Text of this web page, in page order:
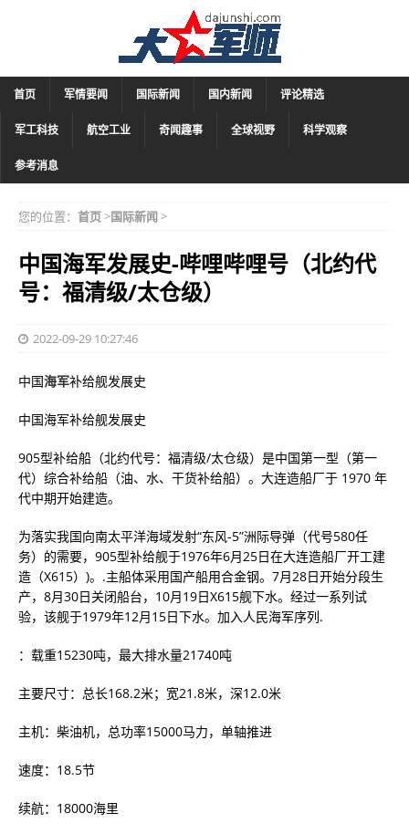
首页 军情要闻 国际新闻 国内新闻 评论精选
军工科技 航空工业 奇闻趣事 全球视野 科学观察
参考消息
您的位置： 首页>国际新闻>
中国海军发展史-哔哩哔哩号（北约代
号：福清级/太仓级）
2022-09-29 10:27:46
中国海军补给舰发展史
中国海军补给舰发展史
905型补给船（北约代号：福清级/太仓级）是中国第一型（第一
代）综合补给船（油、水、干货补给船）。大连造船厂于 1970 年
代中期开始建造。
为落实我国向南太平洋海域发射“东风-5”洲际导弹（代号580任
务）的需要，905型补给舰于1976年6月25日在大连造船厂开工建
造（X615）)。.主船体采用国产船用合金钢。7月28日开始分段生
产，8月30日关闭船台，10月19日X615舰下水。经过一系列试
验，该舰于1979年12月15日下水。加入人民海军序列.
：载重15230吨，最大排水量21740吨
主要尺寸：总长168.2米；宽21.8米，深12.0米
主机：柴油机，总功率15000马力，单轴推进
速度：18.5节
续航：18000海里